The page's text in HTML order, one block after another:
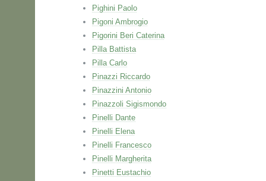
Pighini Paolo
Pigoni Ambrogio
Pigorini Beri Caterina
Pilla Battista
Pilla Carlo
Pinazzi Riccardo
Pinazzini Antonio
Pinazzoli Sigismondo
Pinelli Dante
Pinelli Elena
Pinelli Francesco
Pinelli Margherita
Pinetti Eustachio